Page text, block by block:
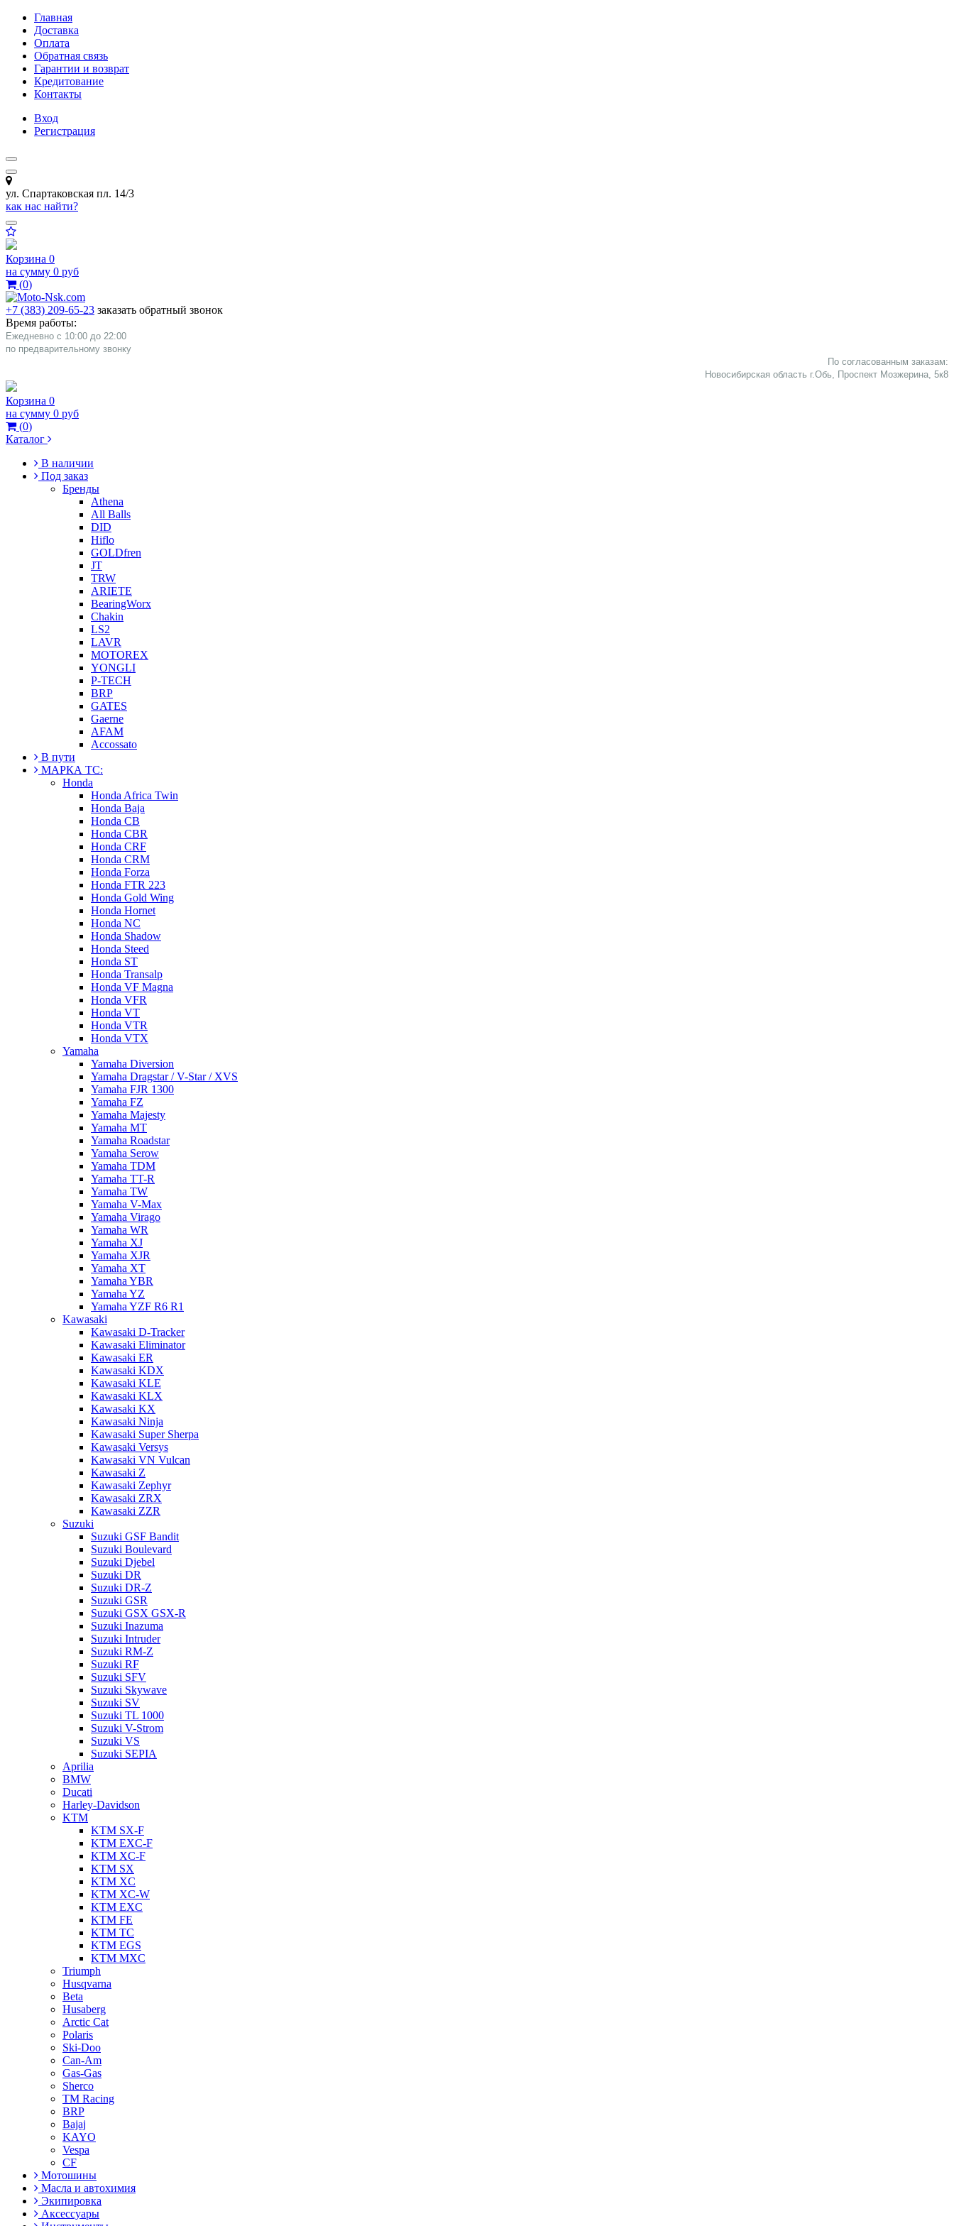
Главная
Доставка
Оплата
Обратная связь
Гарантии и возврат
Кредитование
Контакты
Вход
Регистрация
ул. Спартаковская пл. 14/3
как нас найти?
Корзина 0
на сумму 0 руб
(0)
+7 (383) 209-65-23 заказать обратный звонок
Время работы:
Ежедневно с 10:00 до 22:00
​по предварительному звонку
По согласованным заказам:
Новосибирская область г.Обь, Проспект Мозжерина, 5к8​
Корзина 0
на сумму 0 руб
(0)
Каталог
В наличии
Под заказ
Бренды
Athena
All Balls
DID
Hiflo
GOLDfren
JT
TRW
ARIETE
BearingWorx
Chakin
LS2
LAVR
MOTOREX
YONGLI
P-TECH
BRP
GATES
Gaerne
AFAM
Accossato
В пути
МАРКА ТС:
Honda
Honda Africa Twin
Honda Baja
Honda CB
Honda CBR
Honda CRF
Honda CRM
Honda Forza
Honda FTR 223
Honda Gold Wing
Honda Hornet
Honda NC
Honda Shadow
Honda Steed
Honda ST
Honda Transalp
Honda VF Magna
Honda VFR
Honda VT
Honda VTR
Honda VTX
Yamaha
Yamaha Diversion
Yamaha Dragstar / V-Star / XVS
Yamaha FJR 1300
Yamaha FZ
Yamaha Majesty
Yamaha MT
Yamaha Roadstar
Yamaha Serow
Yamaha TDM
Yamaha TT-R
Yamaha TW
Yamaha V-Max
Yamaha Virago
Yamaha WR
Yamaha XJ
Yamaha XJR
Yamaha XT
Yamaha YBR
Yamaha YZ
Yamaha YZF R6 R1
Kawasaki
Kawasaki D-Tracker
Kawasaki Eliminator
Kawasaki ER
Kawasaki KDX
Kawasaki KLE
Kawasaki KLX
Kawasaki KX
Kawasaki Ninja
Kawasaki Super Sherpa
Kawasaki Versys
Kawasaki VN Vulcan
Kawasaki Z
Kawasaki Zephyr
Kawasaki ZRX
Kawasaki ZZR
Suzuki
Suzuki GSF Bandit
Suzuki Boulevard
Suzuki Djebel
Suzuki DR
Suzuki DR-Z
Suzuki GSR
Suzuki GSX GSX-R
Suzuki Inazuma
Suzuki Intruder
Suzuki RM-Z
Suzuki RF
Suzuki SFV
Suzuki Skywave
Suzuki SV
Suzuki TL 1000
Suzuki V-Strom
Suzuki VS
Suzuki SEPIA
Aprilia
BMW
Ducati
Harley-Davidson
KTM
KTM SX-F
KTM EXC-F
KTM XC-F
KTM SX
KTM XC
KTM XC-W
KTM EXC
KTM FE
KTM TC
KTM EGS
KTM MXC
Triumph
Husqvarna
Beta
Husaberg
Arctic Cat
Polaris
Ski-Doo
Can-Am
Gas-Gas
Sherco
TM Racing
BRP
Bajaj
KAYO
Vespa
CF
Мотошины
Масла и автохимия
Экипировка
Аксессуары